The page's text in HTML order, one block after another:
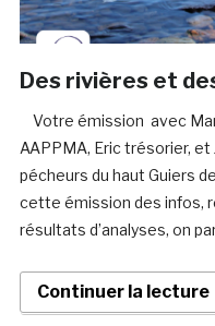
Des rivières et
Votre émission avec
AAPPMA, Eric trésorier, et
pécheurs du haut Guiers
cette émission des infos,
résultats d’analyses, on
Continuer la lecture